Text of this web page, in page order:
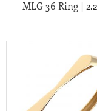
MLG 36 Ring |